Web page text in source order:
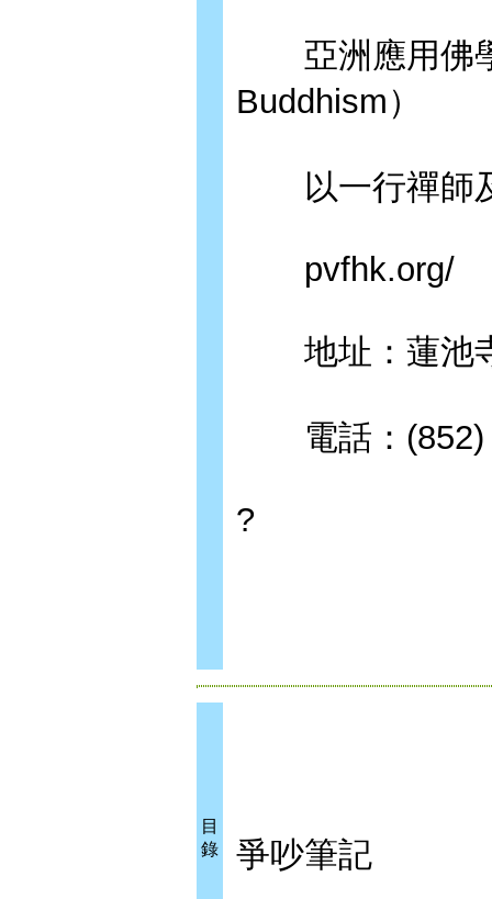
亞洲應用佛學
Buddhism）
以一行禪師及
pvfhk.org/
地址：蓮池
電話：(852)
?
目
錄
爭吵筆記